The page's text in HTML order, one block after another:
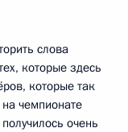
слова
которые здесь
которые так
чемпионате
очень